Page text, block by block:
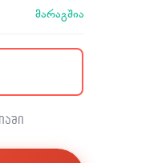
მარაგშია